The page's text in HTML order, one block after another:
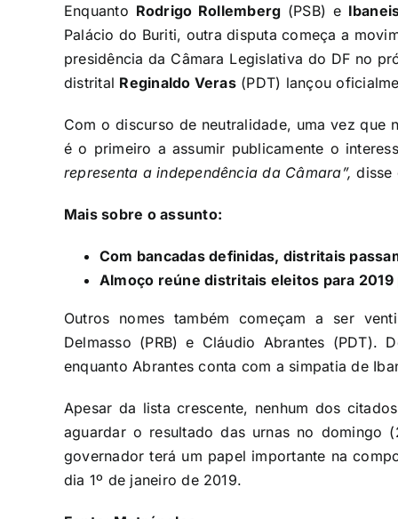
Enquanto Rodrigo Rollemberg (PSB) e
Palácio do Buriti, outra disputa começa a
presidência da Câmara Legislativa do DF no
distrital Reginaldo Veras(PDT) lançou
Com o discurso de neutralidade, uma vez que
é o primeiro a assumir publicamente o
representa a independência da Câmara”,disse
Mais sobre o assunto:
Com bancadas definidas, distritais
Almoço reúne distritais eleitos para
Outros nomes também começam a ser
Delmasso (PRB) e Cláudio Abrantes (PDT).
enquanto Abrantes conta com a simpatia de
Apesar da lista crescente, nenhum dos
aguardar o resultado das urnas no domingo
governador terá um papel importante na
dia 1º de janeiro de 2019.